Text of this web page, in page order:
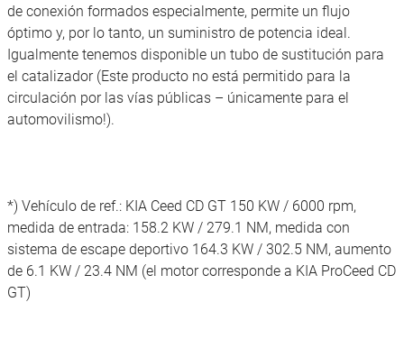
de conexión formados especialmente, permite un flujo
óptimo y, por lo tanto, un suministro de potencia ideal.
Igualmente tenemos disponible un tubo de sustitución para
el catalizador (Este producto no está permitido para la
circulación por las vías públicas – únicamente para el
automovilismo!).
*) Vehículo de ref.: KIA Ceed CD GT 150 KW / 6000 rpm,
medida de entrada: 158.2 KW / 279.1 NM, medida con
sistema de escape deportivo 164.3 KW / 302.5 NM, aumento
de 6.1 KW / 23.4 NM (el motor corresponde a KIA ProCeed CD
GT)